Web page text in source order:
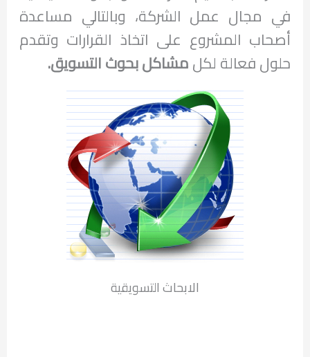
في مجال عمل الشركة، وبالتالي مساعدة
أصحاب المشروع على اتخاذ القرارات وتقدم
حلول فعالة لكلمشاكل بحوث التسويق.
الابحاث التسويقية